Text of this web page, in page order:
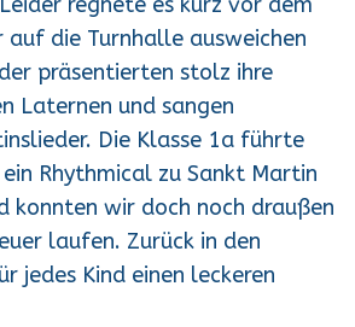
die Turnhalle ausweichen
präsentierten stolz ihre
Laternen und sangen
Die Klasse 1a führte
Rhythmical zu Sankt Martin
konnten wir doch noch draußen
laufen. Zurück in den
jedes Kind einen leckeren